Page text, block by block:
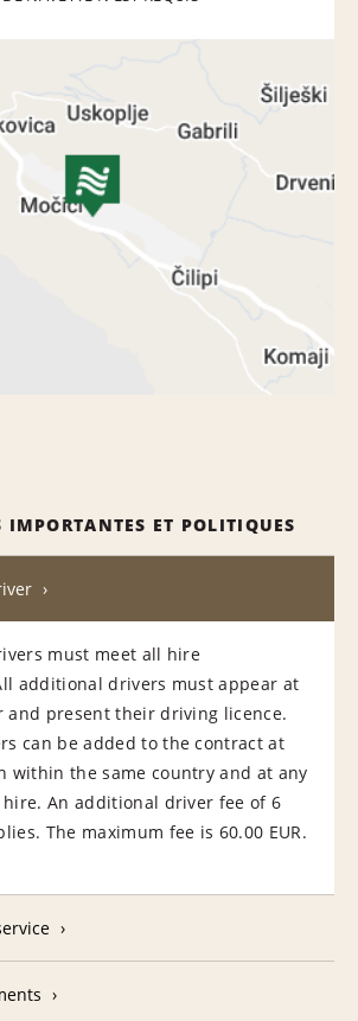
ET POLITIQUES
must meet all hire
additional drivers must appear at
and present their driving licence.
can be added to the contract at
within the same country and at any
An additional driver fee of 6
The maximum fee is 60.00 EUR.